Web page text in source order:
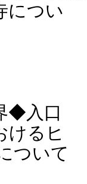
につい
◆入口
けるヒ
ついて